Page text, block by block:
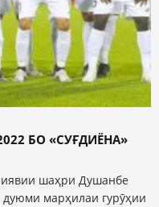
БО «СУҒДИЁНА»
шаҳри Душанбе
марҳилаи гурӯҳии